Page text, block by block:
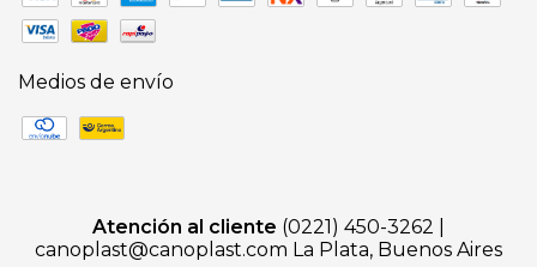
Medios de envío
Atención al cliente (0221) 450-3262 |
canoplast@canoplast.com La Plata, Buenos Aires